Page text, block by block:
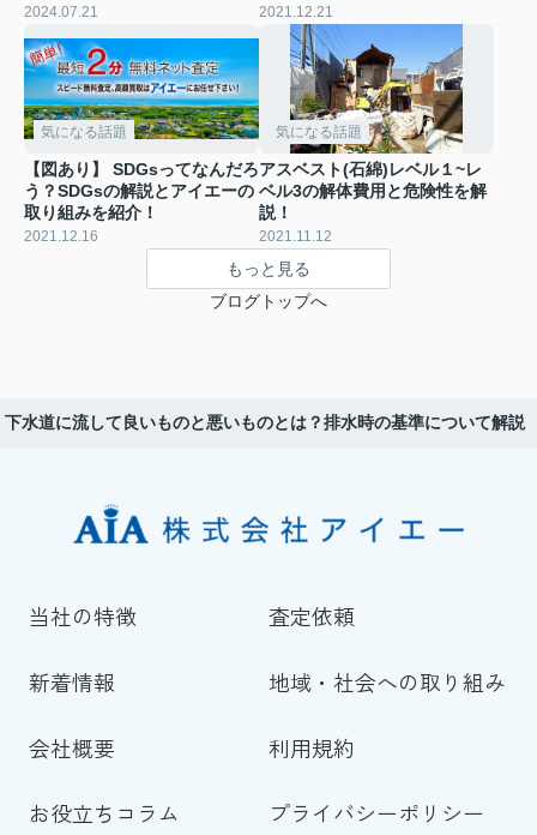
2024.07.21 2021.12.21
気になる話題
【図あり】 SDGsってなんだろ
う？SDGsの解説とアイエーの
取り組みを紹介！
2021.12.16
気になる話題
アスベスト(石綿)レベル１~レ
ベル3の解体費用と危険性を解
説！
2021.11.12
もっと見る
ブログトップへ
下水道に流して良いものと悪いものとは？排水時の基準について解説
当社の特徴 査定依頼
新着情報 地域・社会への取り組み
会社概要 利用規約
お役立ちコラム プライバシーポリシー